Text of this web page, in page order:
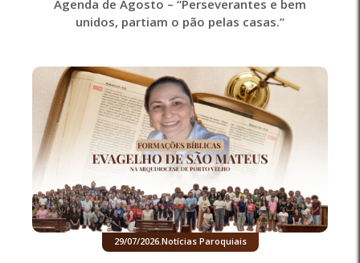
Agenda de Agosto – “Perseverantes e bem
unidos, partiam o pão pelas casas.”
29/07/2026. Notícias Paroquiais